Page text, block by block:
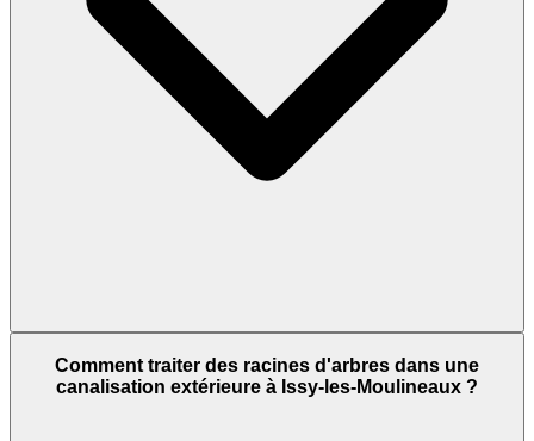
Comment traiter des racines d'arbres dans une
canalisation extérieure à Issy-les-Moulineaux ?